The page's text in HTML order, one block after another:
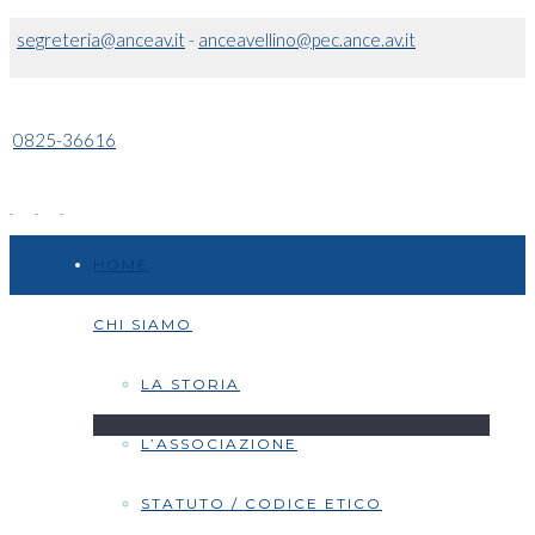
segreteria@anceav.it- anceavellino@pec.ance.av.it
0825-36616
CHI SIAMO
LA STORIA
L’ASSOCIAZIONE
STATUTO / CODICE ETICO